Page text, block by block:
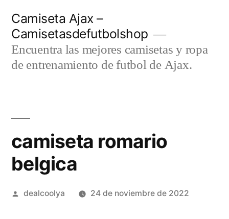
contenido
Camiseta Ajax –
Camisetasdefutbolshop
Encuentra las mejores camisetas y ropa
de entrenamiento de futbol de Ajax.
camiseta romario
belgica
Publicado
dealcoolya 24 de noviembre de 2022